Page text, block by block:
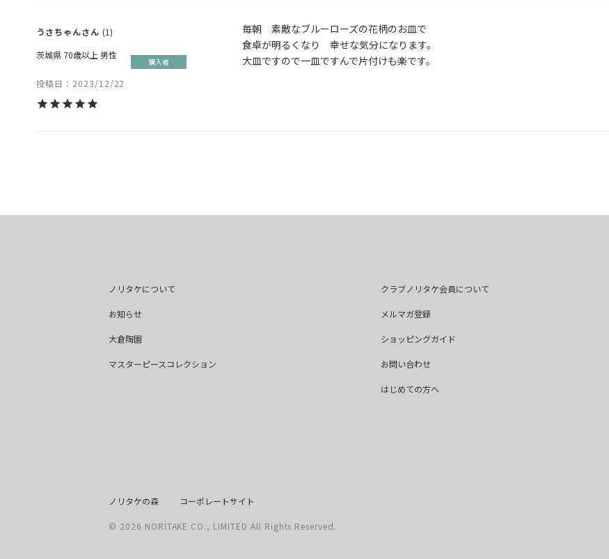
うさちゃん 1
購入者
茨城県 70歳以上 男性
投稿日 2023/12/22
毎朝　素敵なブルーローズの花柄のお皿で
食卓が明るくなり　幸せな気分になります。
大皿ですので一皿ですんで片付けも楽です。
ノリタケについて
お知らせ
大倉陶園
マスターピースコレクション
クラブノリタケ会員について
メルマガ登録
ショッピングガイド
お問い合わせ
はじめての方へ
ノリタケの森 コーポレートサイト
© 2026 NORITAKE CO., LIMITED All Rights Reserved.